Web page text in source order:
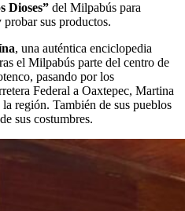
Dioses” del Milpabús para
sus productos.
, una auténtica enciclopedia
el Milpabús parte del centro de
pasando por los
Federal a Oaxtepec, Martina
región. También de sus pueblos
sus costumbres.